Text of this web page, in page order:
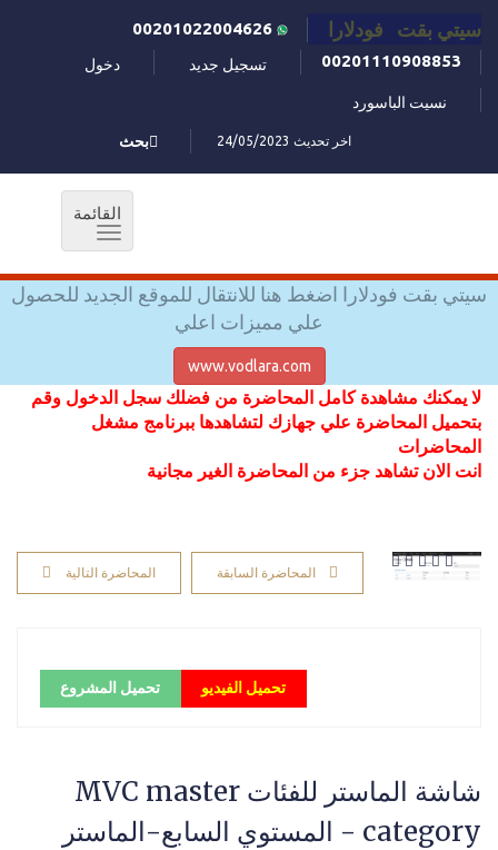
سيتي بقت فودلارا
00201110908853
تسجيل جديد دخول
نسيت الباسورد
اخر تحديث 24/05/2023 بحث
القائمة
Toggle
سيتي بقت فودلارا اضغط هنا للانتقال للموقع الجديد للحصول
علي مميزات اعلي
www.vodlara.com
لا يمكنك مشاهدة كامل المحاضرة من فضلك سجل الدخول وقم
بتحميل المحاضرة علي جهازك لتشاهدها ببرنامج مشغل
المحاضرات
انت الان تشاهد جزء من المحاضرة الغير مجانية
المحاضرة السابقة المحاضرة التالية
تحميل المشروع تحميل الفيديو
شاشة الماستر للفئات MVC master
category - المستوي السابع-الماستر